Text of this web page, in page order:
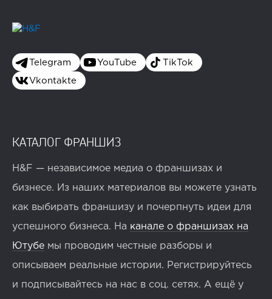
Telegram YouTube TikTok
Vkontakte
КАТАЛОГ ФРАНШИЗ
H&F — независимое медиа о франшизах и
бизнесе. Из наших материалов вы можете узнать
как выбирать франшизу и почерпнуть идеи для
успешного бизнеса. На канале о франшизах на
Ютубе мы проводим честные разборы и
описываем реальные истории. Регистрируйтесь
и подписывайтесь на нас в соц. сетях. А ещё у